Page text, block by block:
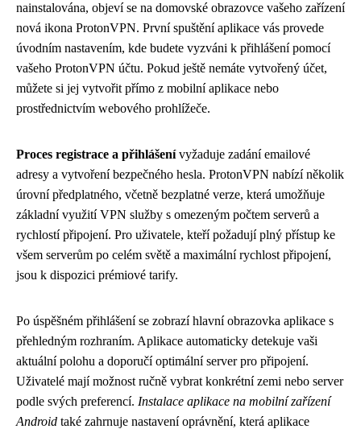
nainstalována, objeví se na domovské obrazovce vašeho zařízení
nová ikona ProtonVPN. První spuštění aplikace vás provede
úvodním nastavením, kde budete vyzváni k přihlášení pomocí
vašeho ProtonVPN účtu. Pokud ještě nemáte vytvořený účet,
můžete si jej vytvořit přímo z mobilní aplikace nebo
prostřednictvím webového prohlížeče.
Proces registrace a přihlášenívyžaduje zadání emailové
adresy a vytvoření bezpečného hesla. ProtonVPN nabízí několik
úrovní předplatného, včetně bezplatné verze, která umožňuje
základní využití VPN služby s omezeným počtem serverů a
rychlostí připojení. Pro uživatele, kteří požadují plný přístup ke
všem serverům po celém světě a maximální rychlost připojení,
jsou k dispozici prémiové tarify.
Po úspěšném přihlášení se zobrazí hlavní obrazovka aplikace s
přehledným rozhraním. Aplikace automaticky detekuje vaši
aktuální polohu a doporučí optimální server pro připojení.
Uživatelé mají možnost ručně vybrat konkrétní zemi nebo server
podle svých preferencí. Instalace aplikace na mobilní zařízení
Android také zahrnuje nastavení oprávnění, která aplikace